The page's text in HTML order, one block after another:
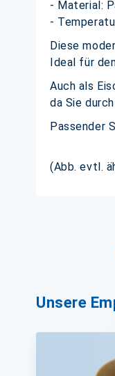
- Material:
-
Diese
Ideal für
Auch als
da Sie
Passender
(Abb. evtl.
Unsere